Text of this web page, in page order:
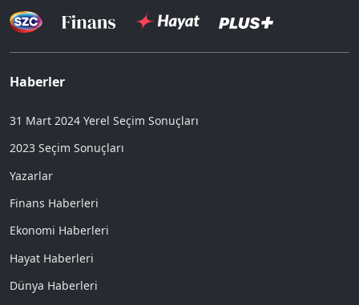
Haberler
31 Mart 2024 Yerel Seçim Sonuçları
2023 Seçim Sonuçları
Yazarlar
Finans Haberleri
Ekonomi Haberleri
Hayat Haberleri
Dünya Haberleri